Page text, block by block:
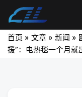
首页 » 文章 » 新闻 »
援”：电热毯一个月